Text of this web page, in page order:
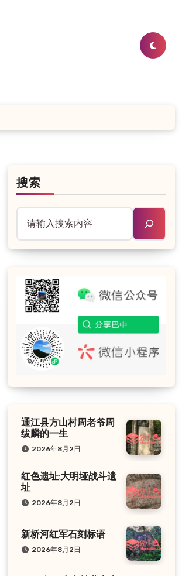
搜索
通江县方山村周老爷周
绂麟的一生
2026年8月2日
红色遗址:大明垭战斗遗
址
2026年8月2日
新桥河红军石刻标语
2026年8月2日